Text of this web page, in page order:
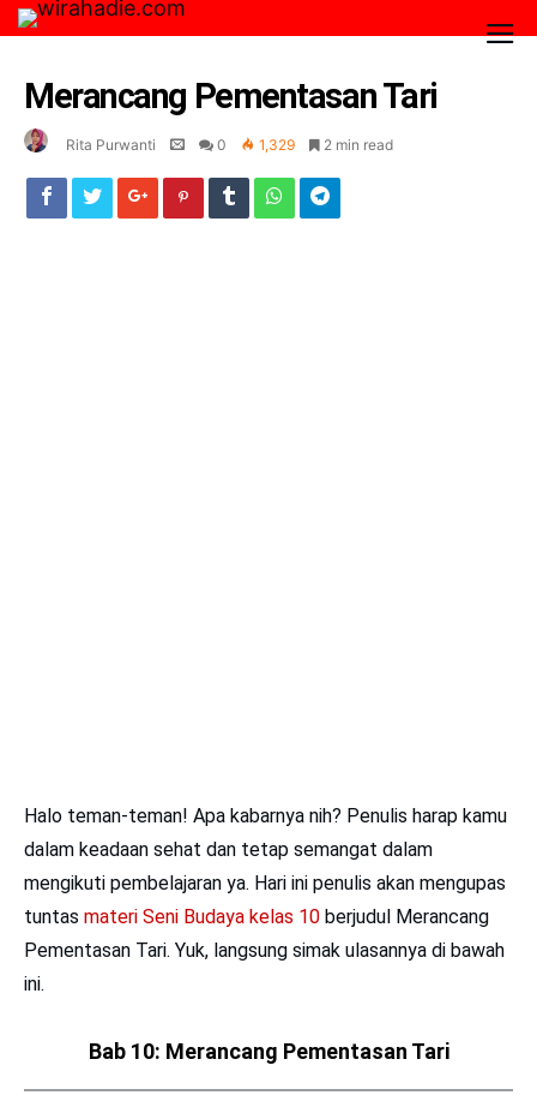
Merancang Pementasan Tari
Rita Purwanti 0 1,329 2 min read
Halo teman-teman! Apa kabarnya nih? Penulis harap kamu
dalam keadaan sehat dan tetap semangat dalam
mengikuti pembelajaran ya. Hari ini penulis akan mengupas
tuntas materi Seni Budaya kelas 10 berjudul Merancang
Pementasan Tari. Yuk, langsung simak ulasannya di bawah
ini.
Bab 10: Merancang Pementasan Tari